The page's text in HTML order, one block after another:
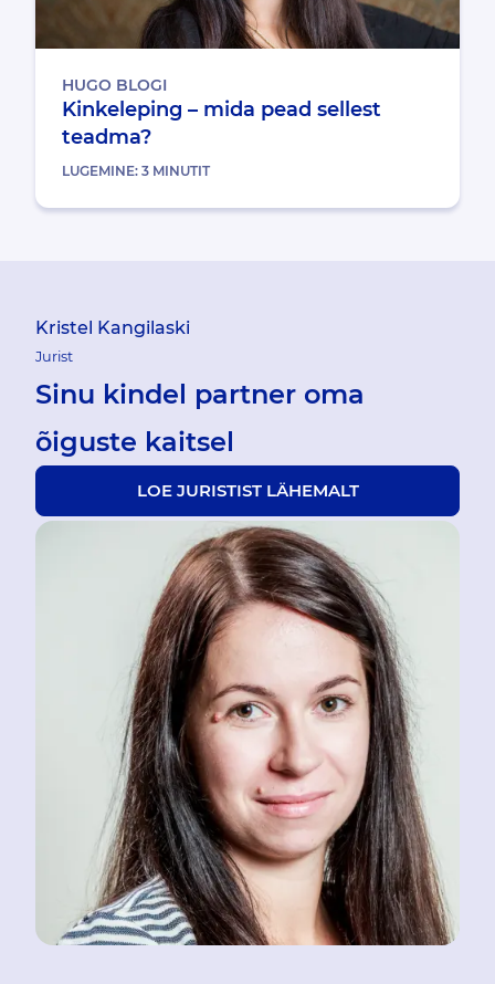
HUGO BLOGI
Kinkeleping – mida pead sellest
teadma?
LUGEMINE: 3 MINUTIT
Kristel Kangilaski
Jurist
Sinu kindel partner oma
õiguste kaitsel
LOE JURISTIST LÄHEMALT